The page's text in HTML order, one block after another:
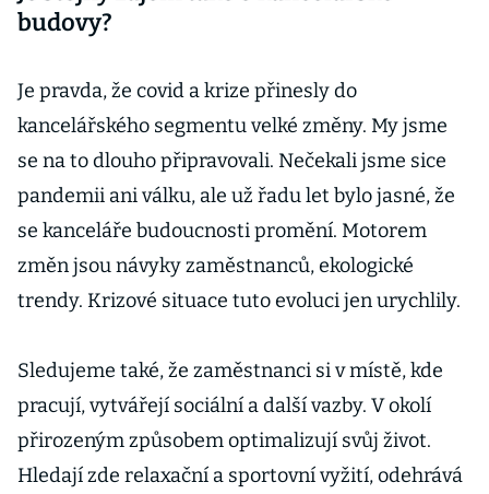
budovy?
Je pravda, že covid a krize přinesly do
kancelářského segmentu velké změny. My jsme
se na to dlouho připravovali. Nečekali jsme sice
pandemii ani válku, ale už řadu let bylo jasné, že
se kanceláře budoucnosti promění. Motorem
změn jsou návyky zaměstnanců, ekologické
trendy. Krizové situace tuto evoluci jen urychlily.
Sledujeme také, že zaměstnanci si v místě, kde
pracují, vytvářejí sociální a další vazby. V okolí
přirozeným způsobem optimalizují svůj život.
Hledají zde relaxační a sportovní vyžití, odehrává